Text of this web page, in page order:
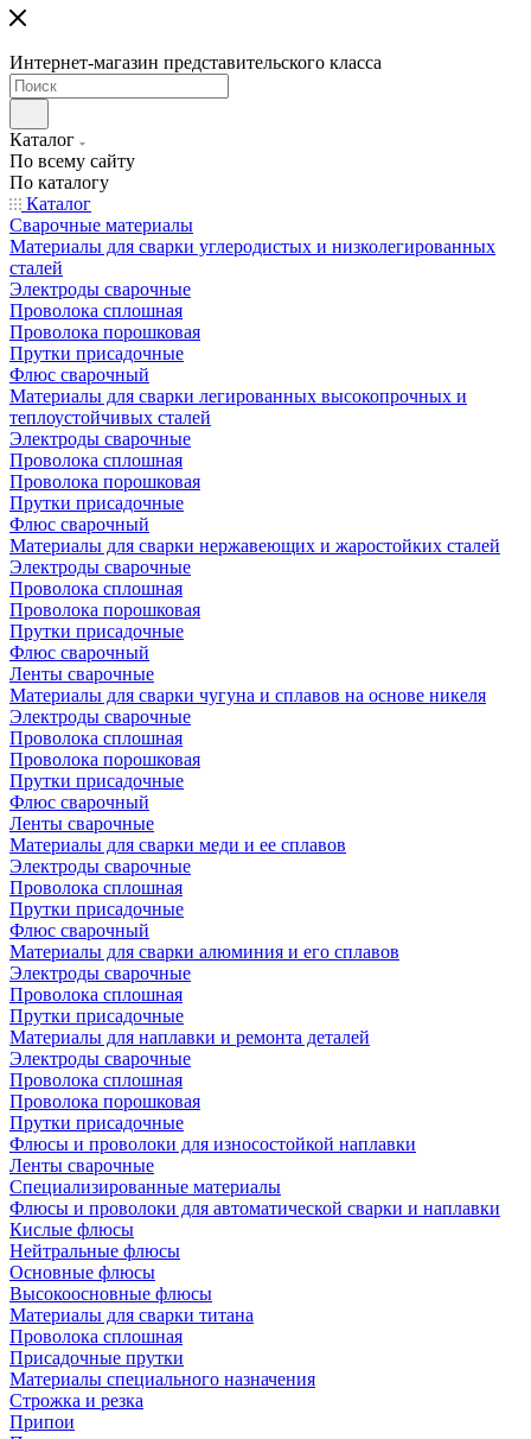
Интернет-магазин представительского класса
Каталог
По всему сайту
По каталогу
Каталог
Сварочные материалы
Материалы для сварки углеродистых и низколегированных
сталей
Электроды сварочные
Проволока сплошная
Проволока порошковая
Прутки присадочные
Флюс сварочный
Материалы для сварки легированных высокопрочных и
теплоустойчивых сталей
Электроды сварочные
Проволока сплошная
Проволока порошковая
Прутки присадочные
Флюс сварочный
Материалы для сварки нержавеющих и жаростойких сталей
Электроды сварочные
Проволока сплошная
Проволока порошковая
Прутки присадочные
Флюс сварочный
Ленты сварочные
Материалы для сварки чугуна и сплавов на основе никеля
Электроды сварочные
Проволока сплошная
Проволока порошковая
Прутки присадочные
Флюс сварочный
Ленты сварочные
Материалы для сварки меди и ее сплавов
Электроды сварочные
Проволока сплошная
Прутки присадочные
Флюс сварочный
Материалы для сварки алюминия и его сплавов
Электроды сварочные
Проволока сплошная
Прутки присадочные
Материалы для наплавки и ремонта деталей
Электроды сварочные
Проволока сплошная
Проволока порошковая
Прутки присадочные
Флюсы и проволоки для износостойкой наплавки
Ленты сварочные
Специализированные материалы
Флюсы и проволоки для автоматической сварки и наплавки
Кислые флюсы
Нейтральные флюсы
Основные флюсы
Высокоосновные флюсы
Материалы для сварки титана
Проволока сплошная
Присадочные прутки
Материалы специального назначения
Строжка и резка
Припои